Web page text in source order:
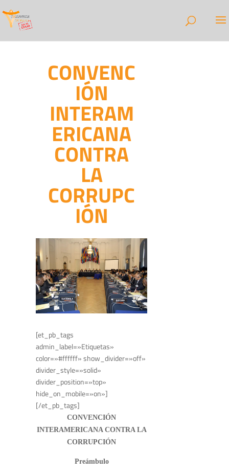
CONVENC
IÓN
INTERAM
ERICANA
CONTRA
LA
CORRUPC
IÓN
[et_pb_tags
admin_label=»Etiquetas»
color=»#ffffff» show_divider=»off»
divider_style=»solid»
divider_position=»top»
hide_on_mobile=»on»]
[/et_pb_tags]
CONVENCIÓN
INTERAMERICANA CONTRA LA
CORRUPCIÓN
Preámbulo